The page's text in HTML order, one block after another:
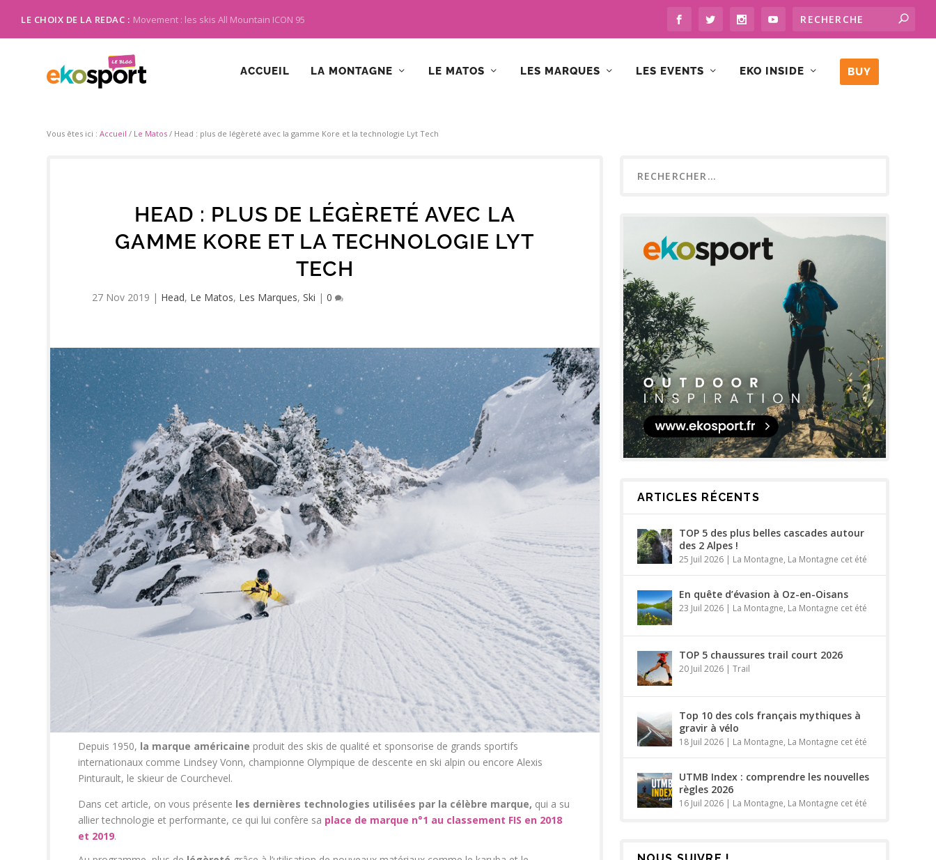
LE CHOIX DE LA REDAC : Movement : les skis All Mountain ICON 95
ACCUEIL LA MONTAGNE LE MATOS LES MARQUES LES EVENTS EKO INSIDE BUY
Vous êtes ici :Accueil / Le Matos / Head : plus de légèreté avec la gamme Kore et la technologie Lyt Tech
HEAD : PLUS DE LÉGÈRETÉ AVEC LA
GAMME KORE ET LA TECHNOLOGIE LYT
TECH
27 Nov 2019 | Head, Le Matos, Les Marques,Ski |0
Depuis 1950, la marque américaine produit des skis de qualité et sponsorise de grands sportifs
internationaux comme Lindsey Vonn, championne Olympique de descente en ski alpin ou encore Alexis
Pinturault, le skieur de Courchevel.
Dans cet article, on vous présente les dernières technologies utilisées par la célèbre marque, qui a su
allier technologie et performante, ce qui lui confère sa place de marque n°1 au classement FIS en 2018
et 2019.
ARTICLES RÉCENTS
TOP 5 des plus belles cascades autour
des 2 Alpes !
25 Juil 2026| La Montagne, La Montagne cet été
En quête d’évasion à Oz-en-Oisans
23 Juil 2026| La Montagne, La Montagne cet été
TOP 5 chaussures trail court 2026
20 Juil 2026| Trail
Top 10 des cols français mythiques à
gravir à vélo
18 Juil 2026| La Montagne, La Montagne cet été
UTMB Index : comprendre les nouvelles
règles 2026
16 Juil 2026| La Montagne, La Montagne cet été